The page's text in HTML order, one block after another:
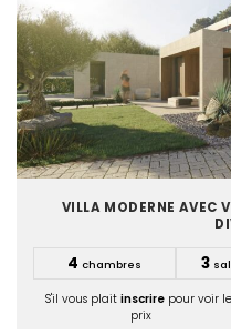
VILLA MODERNE AVEC
4 chambres 3
S'il vous plait inscrirepour voir
prix